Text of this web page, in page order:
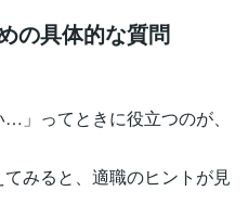
の具体的な質問
」ってときに役立つのが、
みると、適職のヒントが見